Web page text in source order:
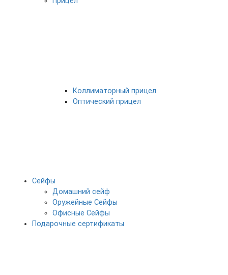
Коллиматорный прицел
Оптический прицел
Сейфы
Домашний сейф
Оружейные Сейфы
Офисные Сейфы
Подарочные сертификаты